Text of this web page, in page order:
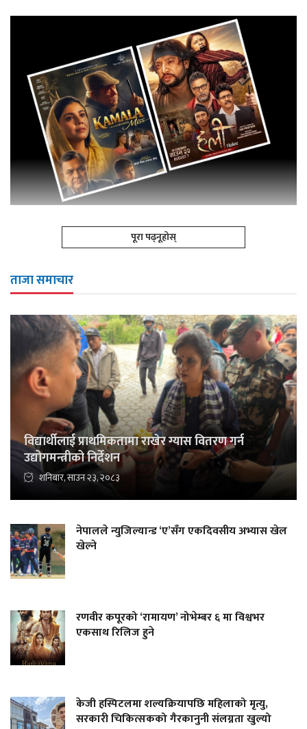
पूरा पढ्नूहोस्
ताजा समाचार
विद्यार्थीलाई प्राथमिकतामा राखेर ग्यास वितरण गर्न
उद्योगमन्त्रीको निर्देशन
शनिबार, साउन २३, २०८३
नेपालले न्युजिल्यान्ड ‘ए’सँग एकदिवसीय अभ्यास खेल
खेल्ने
रणवीर कपूरको ‘रामायण’ नोभेम्बर ६ मा विश्वभर
एकसाथ रिलिज हुने
केजी हस्पिटलमा शल्यक्रियापछि महिलाको मृत्यु,
सरकारी चिकित्सकको गैरकानुनी संलग्नता खुल्यो